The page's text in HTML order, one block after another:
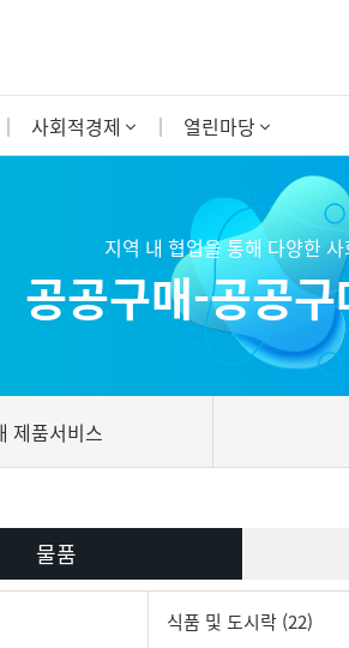
사회적경제 열린마당
지역 내 협업을 통해 다양한
공공구매-공공
제품서비스
물품
식품 및 도시락 (22)